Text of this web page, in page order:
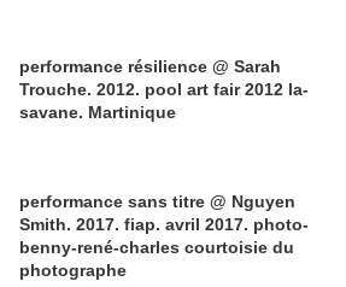
performance résilience @ Sarah
Trouche. 2012. pool art fair 2012 la-
savane. Martinique
performance sans titre @ Nguyen
Smith. 2017. fiap. avril 2017. photo-
benny-rené-charles courtoisie du
photographe